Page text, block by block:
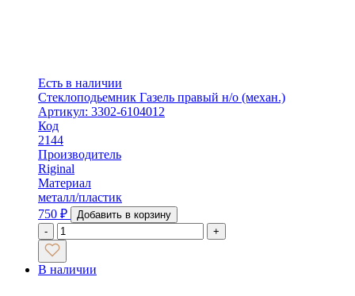
Есть в наличии
Стеклоподьемник Газель правый н/о (механ.)
Артикул: 3302-6104012
Код
2144
Производитель
Riginal
Материал
металл/пластик
750 ₽
Добавить в корзину
-
+
В наличии